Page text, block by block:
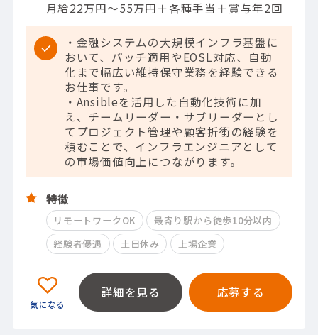
月給22万円～55万円＋各種手当＋賞与年2回
・金融システムの大規模インフラ基盤に
おいて、パッチ適用やEOSL対応、自動
化まで幅広い維持保守業務を経験できる
お仕事です。
・Ansibleを活用した自動化技術に加
え、チームリーダー・サブリーダーとし
てプロジェクト管理や顧客折衝の経験を
積むことで、インフラエンジニアとして
の市場価値向上につながります。
特徴
リモートワークOK
最寄り駅から徒歩10分以内
経験者優遇
土日休み 上場企業
詳細を見る 応募する